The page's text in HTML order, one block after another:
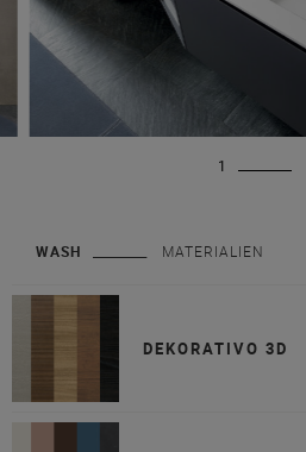
1
WASH MATERIALIEN
DEKORATIVO 3D